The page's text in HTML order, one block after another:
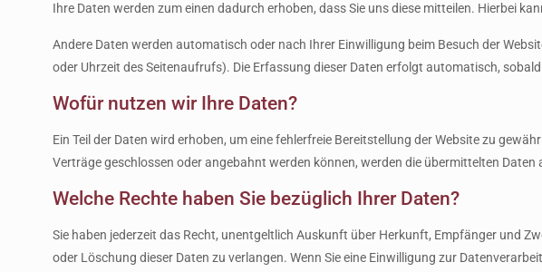
Ihre Daten werden zum einen dadurch erhoben, dass Sie uns diese mitteilen. Hierbei
Andere Daten werden automatisch oder nach Ihrer Einwilligung beim Besuch der
oder Uhrzeit des Seitenaufrufs). Die Erfassung dieser Daten erfolgt automatisch, sobald
Wofür nutzen wir Ihre Daten?
Ein Teil der Daten wird erhoben, um eine fehlerfreie Bereitstellung der Website zu
Verträge geschlossen oder angebahnt werden können, werden die übermittelten
Welche Rechte haben Sie bezüglich Ihrer Daten?
Sie haben jederzeit das Recht, unentgeltlich Auskunft über Herkunft, Empfänger und
oder Löschung dieser Daten zu verlangen. Wenn Sie eine Einwilligung zur